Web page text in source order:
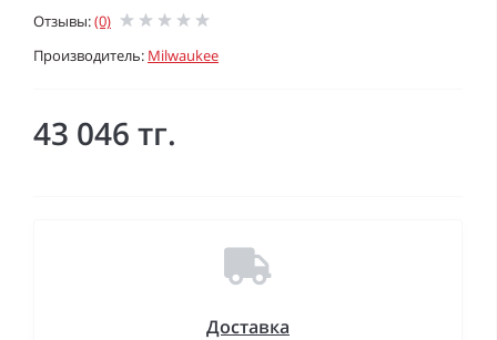
Отзывы:(0)
Производитель: Milwaukee
43 046 тг.
Доставка